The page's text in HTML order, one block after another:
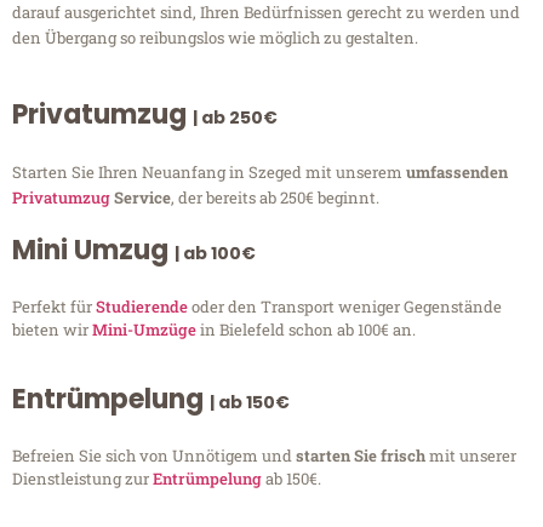
darauf ausgerichtet sind, Ihren Bedürfnissen gerecht zu werden und
den Übergang so reibungslos wie möglich zu gestalten.
Privatumzug | ab 250€
Starten Sie Ihren Neuanfang in Szeged mit unserem umfassenden
PrivatumzugService, der bereits ab 250€ beginnt.
Mini Umzug | ab 100€
Perfekt fürStudierendeoder den Transport weniger Gegenstände
bieten wirMini-Umzügein Bielefeld schon ab 100€ an.
Entrümpelung | ab 150€
Befreien Sie sich von Unnötigem undstarten Sie frischmit unserer
Dienstleistung zurEntrümpelungab 150€.